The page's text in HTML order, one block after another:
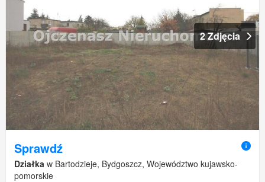
2 Zdjęcia
Sprawdź
Działka w Bartodzieje, Bydgoszcz, Województwo kujawsko-
pomorskie